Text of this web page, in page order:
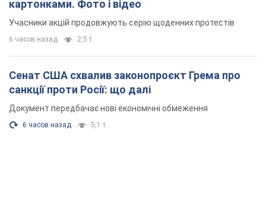
картонками. Фото і відео
Учасники акцій продовжують серію щоденних протестів
6 часов назад 2,5 т.
Сенат США схвалив законопроєкт Грема про
санкції проти Росії: що далі
Документ передбачає нові економічні обмеження
6 часов назад 5,1 т.